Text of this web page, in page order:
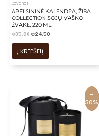
Dovanos
APELSININĖ KALENDRA, ŽIBA
COLLECTION SOJŲ VAŠKO
ŽVAKĖ, 220 ML
€35.00€24.50
Į KREPŠELĮ
-
30%
-
30%